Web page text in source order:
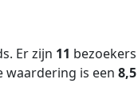
Er zijn 11
waardering is een 8,5